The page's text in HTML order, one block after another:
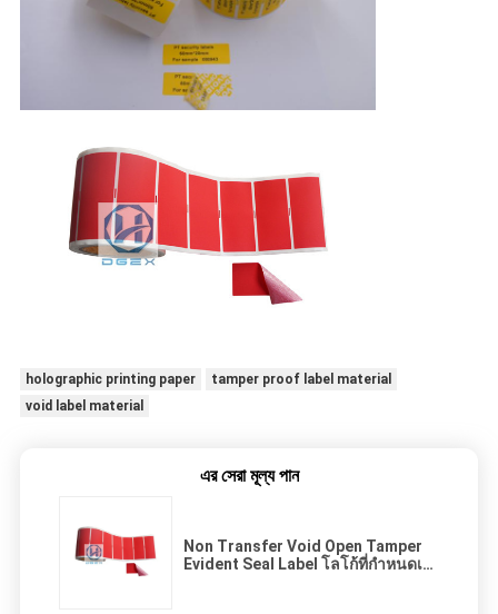
holographic printing paper
tamper proof label material
void label material
এর সেরা মূল্য পান
Non Transfer Void Open Tamper
Evident Seal Label โลโก้ที่กำหนดเอง